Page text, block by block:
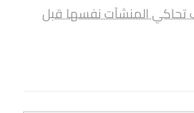
تحاكي المنشآت نفسها قبل